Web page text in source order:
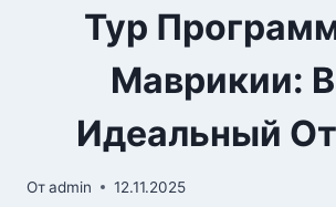
Тур
Маврикии:
Идеальный
Отadmin 12.11.2025